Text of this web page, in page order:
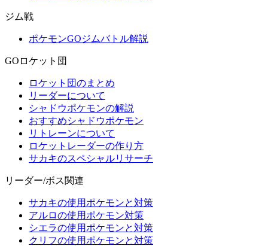
ジム戦
ポケモンGOジムバトル解説
GOロケット団
ロケット団のまとめ
リーダーについて
シャドウポケモンの解説
おすすめシャドウポケモン
リトレーンについて
ロケットレーダーの作り方
サカキのスペシャルリサーチ
リーダー/ボス関連
サカキの使用ポケモンと対策
アルロの使用ポケモン対策
シエラの使用ポケモンと対策
クリフの使用ポケモンと対策